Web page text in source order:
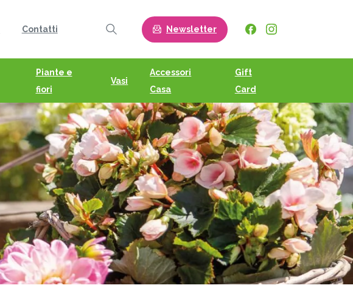
Contatti
Search
Newsletter
Piante e
fiori
Vasi
Accessori
Casa
Gift
Card